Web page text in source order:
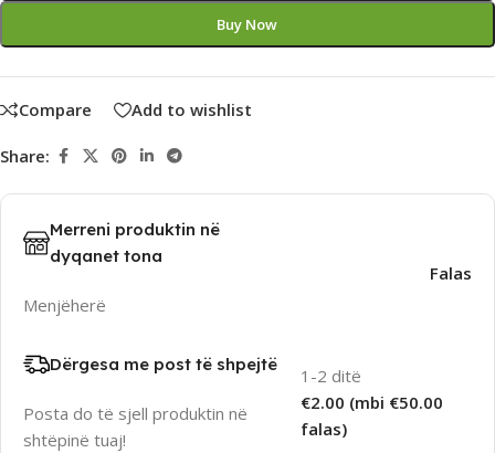
Buy Now
Compare Add to wishlist
Share:
Merreni produktin në
dyqanet tona
Menjëherë
Falas
Dërgesa me post të shpejtë
Posta do të sjell produktin në
shtëpinë tuaj!
1-2 ditë
€2.00 (mbi €50.00
falas)